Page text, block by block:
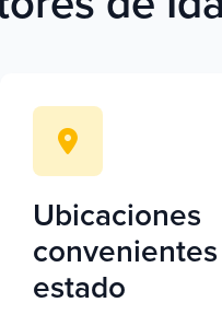
Ubicaciones
estado